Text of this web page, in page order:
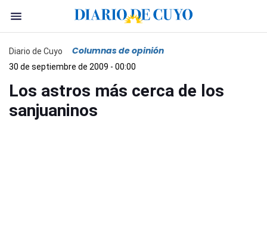
Diario de Cuyo Columnas de opinión
30 de septiembre de 2009 - 00:00
Los astros más cerca de los
sanjuaninos